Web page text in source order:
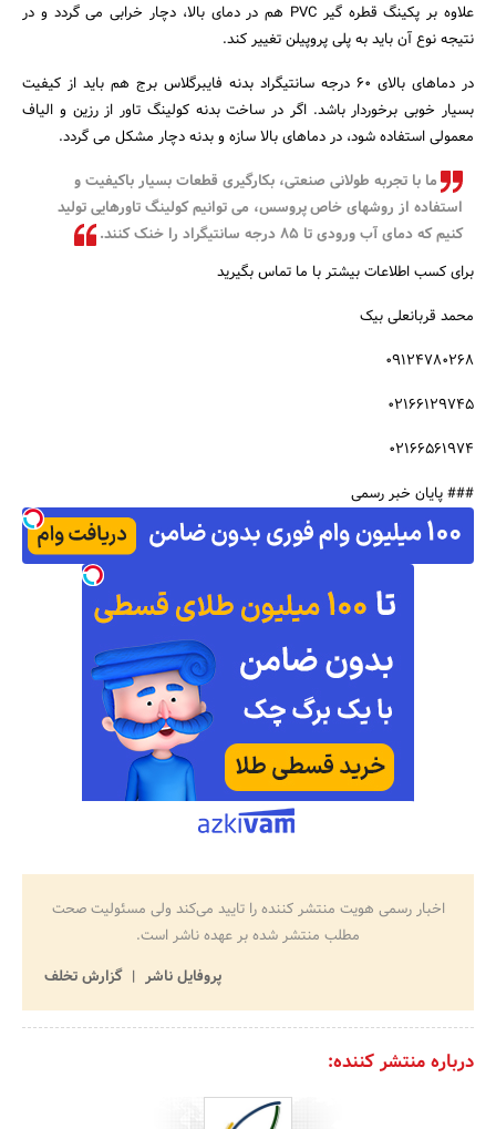
علاوه بر پکینگ قطره گیر PVC هم در دمای بالا، دچار خرابی می گردد و در
نتیجه نوع آن باید به پلی پروپیلن تغییر کند.
در دماهای بالای 60 درجه سانتیگراد بدنه فایبرگلاس برج هم باید از کیفیت
بسیار خوبی برخوردار باشد. اگر در ساخت بدنه کولینگ تاور از رزین و الیاف
معمولی استفاده شود، در دماهای بالا سازه و بدنه دچار مشکل می گردد.
ما با تجربه طولانی صنعتی، بکارگیری قطعات بسیار باکیفیت و
استفاده از روشهای خاص پروسس، می توانیم کولینگ تاورهایی تولید
کنیم که دمای آب ورودی تا 85 درجه سانتیگراد را خنک کنند.
برای کسب اطلاعات بیشتر با ما تماس بگیرید
محمد قربانعلی بیک
09124780268
02166129745
02166561974
### پایان خبر رسمی
اخبار رسمی هویت منتشر کننده را تایید می‌کند ولی مسئولیت صحت
مطلب منتشر شده بر عهده ناشر است.
پروفایل ناشر
گزارش تخلف
درباره منتشر کننده: